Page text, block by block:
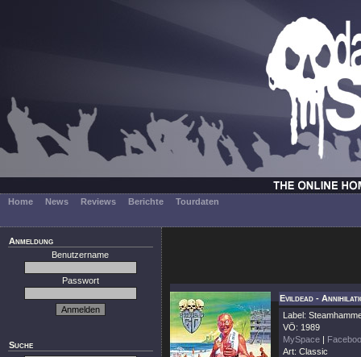
Home News Reviews Berichte Tourdaten
Anmeldung
Benutzername
Passwort
Suche
Evildead -
Label:
VÖ: 1989
MySpace |
Art: Classic